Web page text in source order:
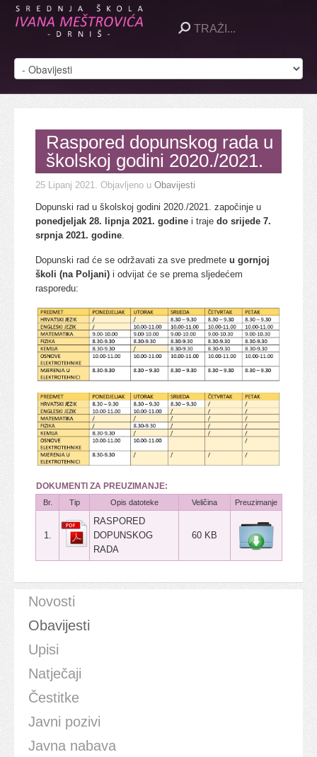
Raspored dopunskog rada u
školskoj godini 2020./2021.
25 Lipanj 2021. Objavljeno u Obavijesti
Dopunski rad u školskoj godini 2020./2021. započinje u
ponedjeljak 28. lipnja 2021. godine i traje do srijede 7.
srpnja 2021. godine.
Dopunski rad će se održavati za sve predmete u gornjoj
školi (na Poljani) i odvijat će se prema sljedećem
rasporedu:
DOKUMENTI ZA PREUZIMANJE:
Br. Tip Opis datoteke Veličina Preuzimanje
1.
RASPORED
DOPUNSKOG
RADA
60 KB
Novosti
Obavijesti
Upisi
Natječaji
Čestitke
Javni pozivi
Javna nabava